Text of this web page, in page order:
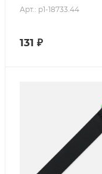
Арт.: p1-18733.44
131 ₽